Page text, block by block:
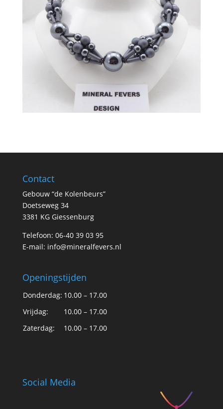
Contact
Gebouw “de Kolenbeurs”
Doetseweg 34
3381 KG Giessenburg
Telefoon: 06-40 39 03 95
E-mail: info@mineralfevers.nl
Openingstijden
Donderdag: 10.00 – 17.00
Vrijdag:
10.00 – 17.00
Zaterdag:
10.00 – 17.00
Social Media